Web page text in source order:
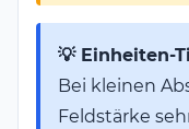
💡 Einheiten-
Bei kleinen
Feldstärke